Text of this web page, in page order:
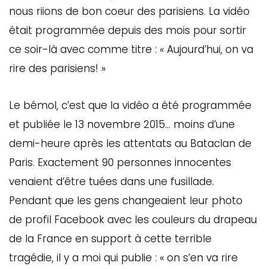
nous riions de bon coeur des parisiens. La vidéo
était programmée depuis des mois pour sortir
ce soir-là avec comme titre : « Aujourd’hui, on va
rire des parisiens! »
Le bémol, c’est que la vidéo a été programmée
et publiée le 13 novembre 2015… moins d’une
demi-heure après les attentats au Bataclan de
Paris. Exactement 90 personnes innocentes
venaient d’être tuées dans une fusillade.
Pendant que les gens changeaient leur photo
de profil Facebook avec les couleurs du drapeau
de la France en support à cette terrible
tragédie, il y a moi qui publie : « on s’en va rire